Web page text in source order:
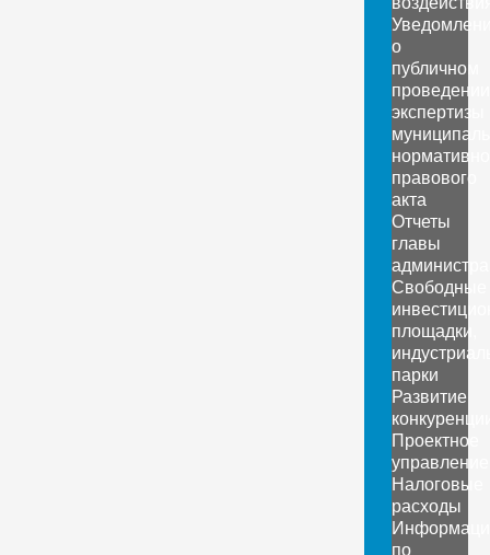
о
публичном
проведении
экспертизы
правового
акта
Отчеты
главы
Свободные
площадки,
парки
Развитие
Проектное
управление
Налоговые
расходы
по